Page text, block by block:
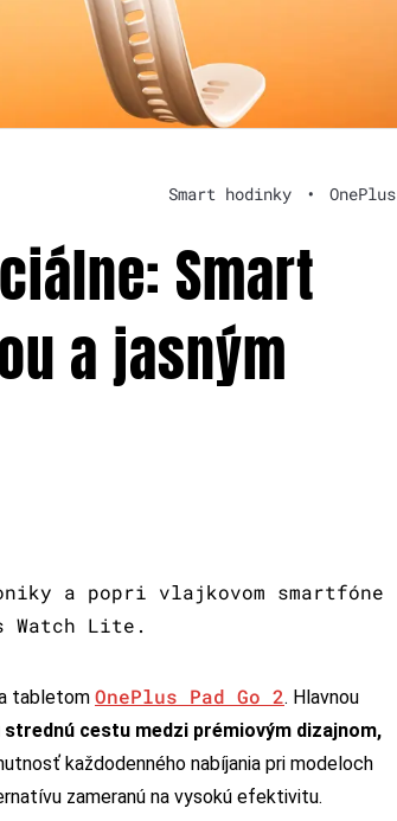
Smart hodinky • OnePlus
Smart
a jasným
a popri vlajkovom smartfóne
Watch Lite.
tabletom OnePlus Pad Go 2. Hlavnou
cestu medzi prémiovým dizajnom,
každodenného nabíjania pri modeloch
zameranú na vysokú efektivitu.